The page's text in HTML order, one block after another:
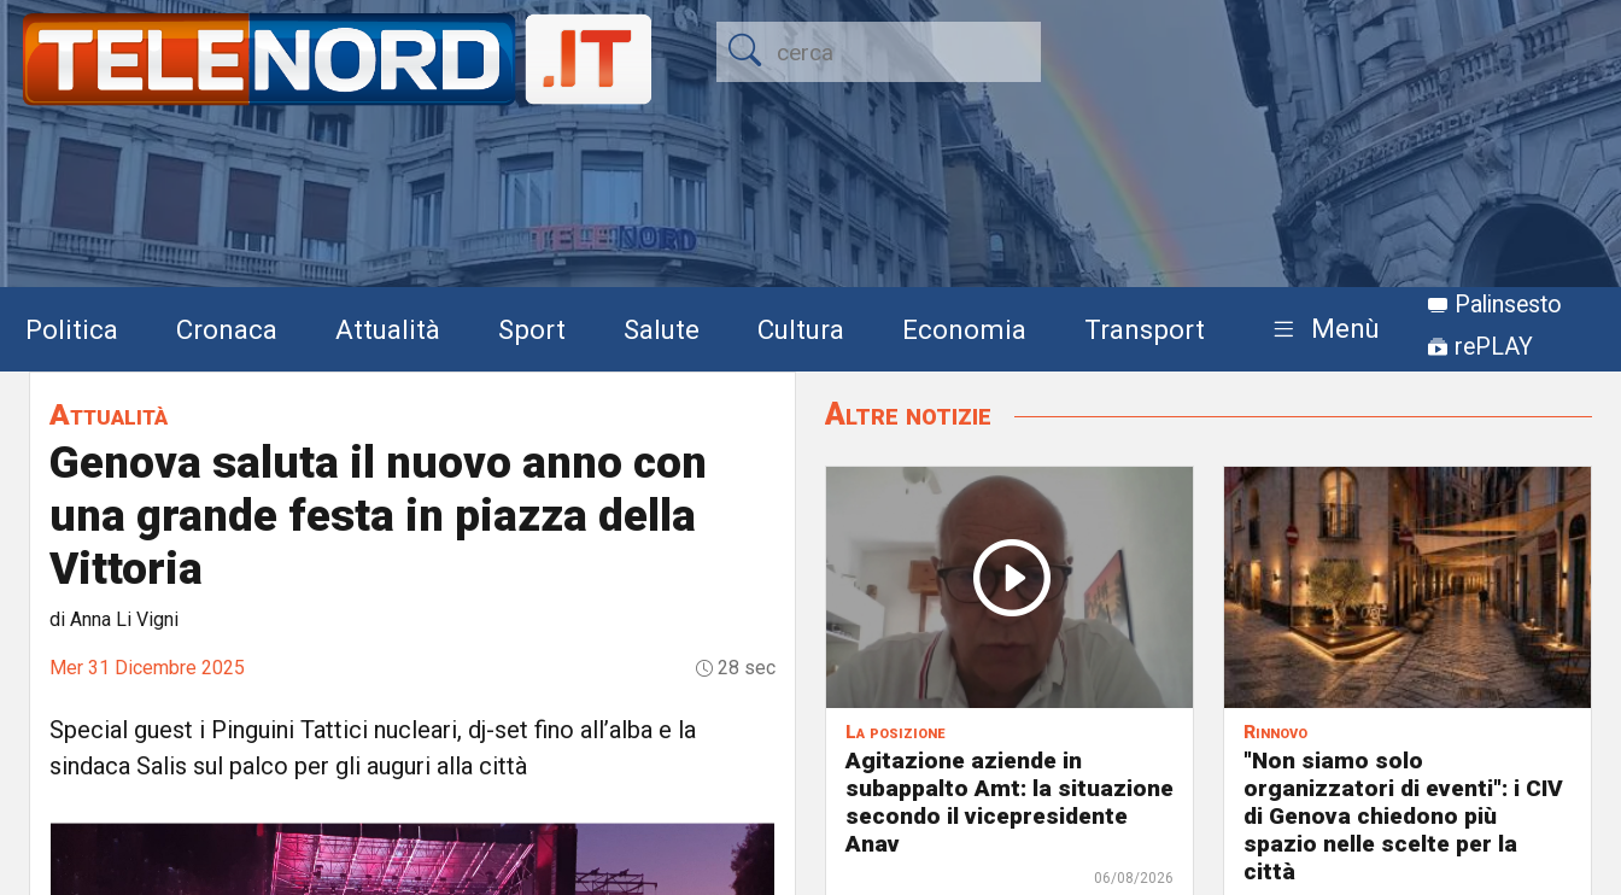
Politica Cronaca Attualità Sport Salute Cultura Economia Transport Menù
Palinsesto
rePLAY
Attualità
Genova saluta il nuovo anno con
una grande festa in piazza della
Vittoria
di Anna Li Vigni
Mer 31 Dicembre 2025 28 sec
Special guest i Pinguini Tattici nucleari, dj-set fino all’alba e la
sindaca Salis sul palco per gli auguri alla città
Altre notizie
La posizione
Agitazione aziende in
subappalto Amt: la situazione
secondo il vicepresidente
Anav
06/08/2026
Rinnovo
"Non siamo solo
organizzatori di eventi": i CIV
di Genova chiedono più
spazio nelle scelte per la
città